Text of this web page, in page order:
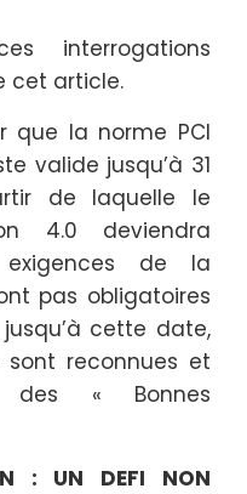
interrogations
cet article.
la norme PCI
valide jusqu’à 31
de laquelle le
4.0 deviendra
exigences de la
pas obligatoires
cette date,
sont reconnues et
des « Bonnes
: UN DEFI NON